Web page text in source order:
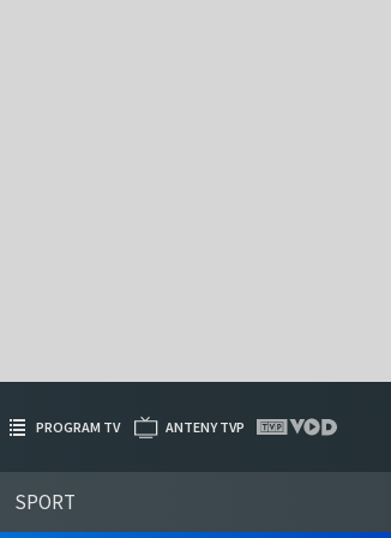
SPORT
PROGRAM TV ANTENY TVP